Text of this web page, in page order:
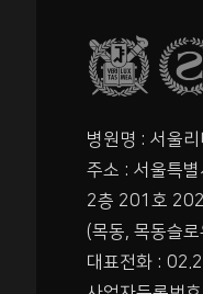
간질성방
요실금
병원명 : 서울
주소 : 서울특
2층 201호
(목동, 목동슬
대표전화 :